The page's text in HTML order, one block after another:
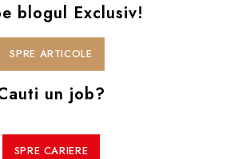
blogul Exclusiv!
SPRE ARTICOLE
un job?
SPRE CARIERE